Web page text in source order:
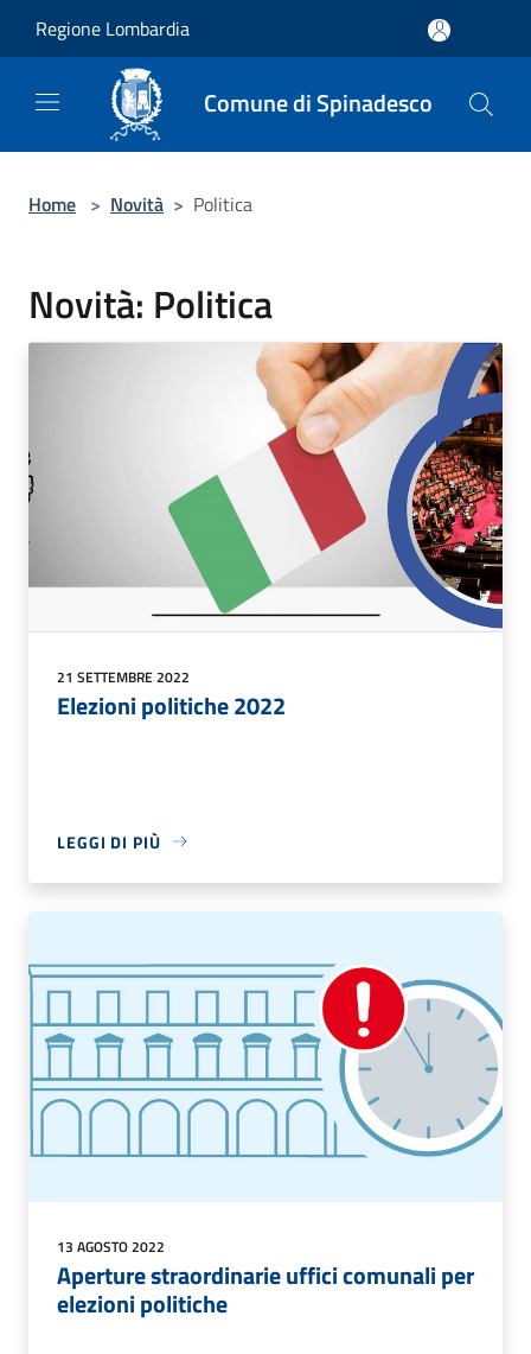
Regione Lombardia
Comune di Spinadesco
Home > Novità > Politica
Novità: Politica
21 SETTEMBRE 2022
Elezioni politiche 2022
LEGGI DI PIÙ
13 AGOSTO 2022
Aperture straordinarie uffici comunali per
elezioni politiche